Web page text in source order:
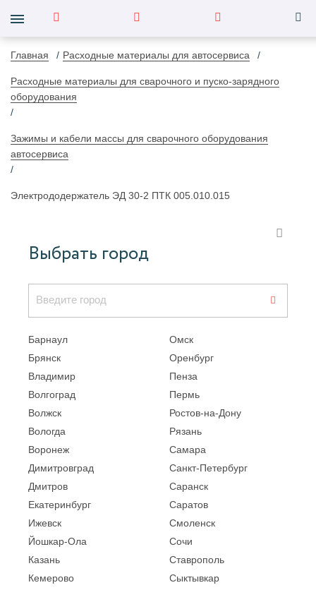
Главная Расходные материалы для автосервиса
Расходные материалы для сварочного и пуско-зарядного
оборудования
Зажимы и кабели массы для сварочного оборудования
автосервиса
Электрододержатель ЭД 30-2 ПТК 005.010.015
Выбрать город
Барнаул
Брянск
Владимир
Волгоград
Волжск
Вологда
Воронеж
Димитровград
Дмитров
Екатеринбург
Ижевск
Йошкар-Ола
Казань
Кемерово
Омск
Оренбург
Пенза
Пермь
Ростов-на-Дону
Рязань
Самара
Санкт-Петербург
Саранск
Саратов
Смоленск
Сочи
Ставрополь
Сыктывкар